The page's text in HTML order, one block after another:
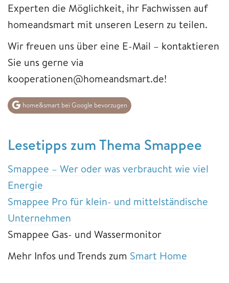
Experten die Möglichkeit, ihr Fachwissen auf
homeandsmart mit unseren Lesern zu teilen.
Wir freuen uns über eine E-Mail – kontaktieren
Sie uns gerne via
kooperationen@homeandsmart.de!
home&smart bei Google bevorzugen
Lesetipps zum Thema Smappee
Smappee – Wer oder was verbraucht wie viel
Energie
Smappee Pro für klein- und mittelständische
Unternehmen
Smappee Gas- und Wassermonitor
Mehr Infos und Trends zum Smart Home